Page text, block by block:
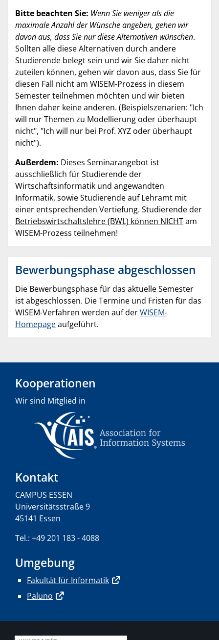
Bitte beachten Sie: Wenn Sie weniger als die
maximale Anzahl der Wünsche angeben, gehen wir
davon aus, dass Sie nur diese Alternativen wünschen.
Sollten alle diese Alternativen durch andere
Studierende belegt sein und wir Sie daher nicht
zuteilen können, gehen wir davon aus, dass Sie für
diesen Fall nicht am WISEM-Prozess in diesem
Semester teilnehmen möchten und wir bieten
Ihnen daher keine anderen. (Beispielszenarien: "Ich
will nur Themen zu Modellierung oder überhaupt
nicht", "Ich will nur bei Prof. XYZ oder überhaupt
nicht").
Außerdem: Dieses Seminarangebot ist
ausschließlich für Studierende der
Wirtschaftsinformatik und angewandten
Informatik, sowie Studierende auf Lehramt mit
einer entsprechenden Vertiefung. Studierende der
Betriebswirtschaftslehre (BWL) können NICHTam
WISEM-Prozess teilnehmen!
Bewerbungsphase abgeschlossen
Die Bewerbungsphase für das aktuelle Semester
ist abgeschlossen. Die Termine und Fristen für das
WISEM-Verfahren werden auf derWISEM-
Homepageaufgeführt.
Kooperationen
Wir sind Mitglied in
Kontakt
CAMPUS ESSEN
Universitätsstraße 9
45141 Essen
Tel.: +49 201 183 - 4088
Umgebung
Fakultät für Informatik
Paluno